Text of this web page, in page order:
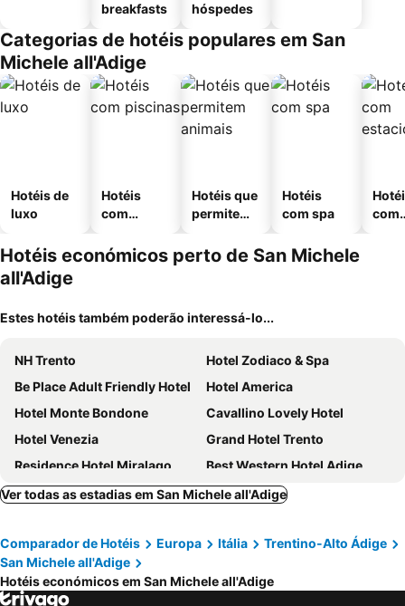
breakfasts
hóspedes
Categorias de hotéis populares em San
Michele all'Adige
Hotéis de
luxo
Hotéis
com
Hotéis que
permitem
Hotéis
com spa
com
Hotéis económicos perto de San Michele
all'Adige
Estes hotéis também poderão interessá-lo...
NH Trento
Hotel Zodiaco & Spa
Be Place Adult Friendly Hotel
Hotel America
Hotel Monte Bondone
Cavallino Lovely Hotel
Hotel Venezia
Grand Hotel Trento
Residence Hotel Miralago
Best Western Hotel Adige
Adler Meryem Wellness Hotel
B&B Hotel Trento
Hotel Dolomiti Chalet
HC HOTEL GARNI ROOM AND APARTMENT
Hotel Alle Piramidi
Hotel Villa Madruzzo
Ver todas as estadias em San Michele all'Adige
Comparador de Hotéis Europa Itália
Trentino-Alto Ádige
San Michele all'Adige
Hotéis económicos em San Michele all'Adige